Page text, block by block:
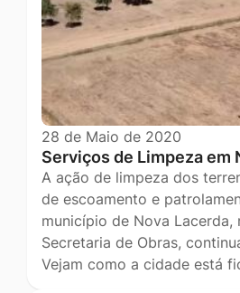
28 de Maio de 2020
Serviços de Limpeza em
A ação de limpeza dos
de escoamento e
município de Nova Lacerda,
Secretaria de Obras,
Vejam como a cidade